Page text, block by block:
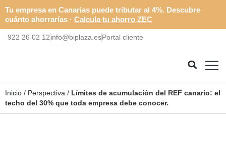
Tu empresa en Canarias puede tributar al 4%. Descubre
cuánto ahorrarías · Calcula tu ahorro ZEC
922 26 02 12info@biplaza.esPortal cliente
Inicio / Perspectiva / Límites de acumulación del REF canario: el
techo del 30% que toda empresa debe conocer.